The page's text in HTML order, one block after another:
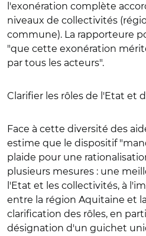
l'exonération complète
niveaux de collectivités
commune). La rapporteure
"que cette exonération
par tous les acteurs".
Clarifier les rôles de l'Etat et
Face à cette diversité des
estime que le dispositif
plaide pour une
plusieurs mesures : une
l'Etat et les collectivités, à
entre la région Aquitaine et
clarification des rôles, en
désignation d'un guichet